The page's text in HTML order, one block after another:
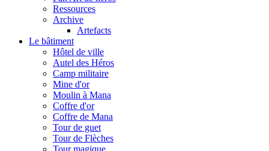
Ressources
Archive
Artefacts
Le bâtiment
Hôtel de ville
Autel des Héros
Camp militaire
Mine d'or
Moulin à Mana
Coffre d'or
Coffre de Mana
Tour de guet
Tour de Flèches